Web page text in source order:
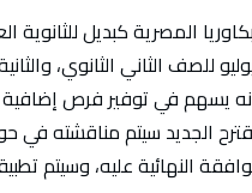
المصرية كبديل للثانوية
للصف الثاني الثانوي،
يسهم في توفير فرص إضافية
الجديد سيتم مناقشته
النهائية عليه، وسيتم